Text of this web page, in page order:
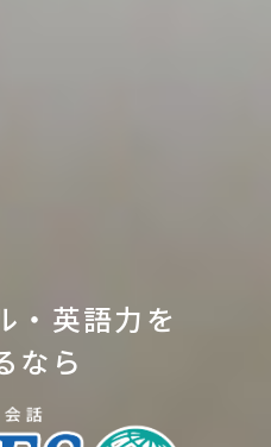
・英語力を
なら